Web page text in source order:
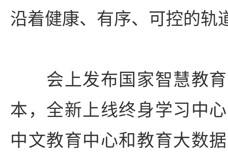
沿着健康、有序、可控的轨
会上发布国家智慧教育
本，全新上线终身学习中
中文教育中心和教育大数